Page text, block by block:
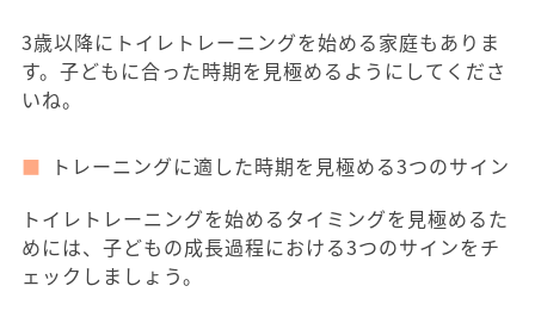
3歳以降にトイレトレーニングを始める家庭もありま
す。子どもに合った時期を見極めるようにしてくださ
いね。
トレーニングに適した時期を見極める3つのサイン
トイレトレーニングを始めるタイミングを見極めるた
めには、子どもの成長過程における3つのサインをチ
ェックしましょう。